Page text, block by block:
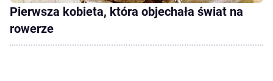
Pierwsza kobieta, która objechała świat na
rowerze